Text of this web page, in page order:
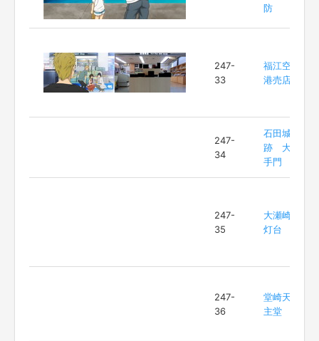
防
247-
33
福江空
港売店
247-
34
石田城
跡 大
手門
247-
35
大瀬崎
灯台
247-
36
堂崎天
主堂